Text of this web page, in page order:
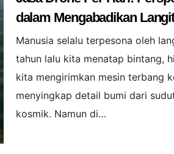
dalam Mengabadikan
Manusia selalu terpesona oleh
tahun lalu kita menatap bintang,
kita mengirimkan mesin terbang
menyingkap detail bumi dari
kosmik. Namun di…